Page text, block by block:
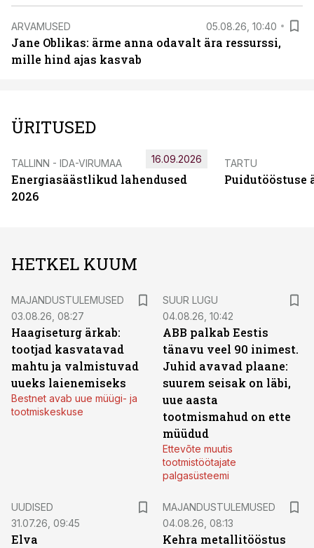
ARVAMUSED 05.08.26, 10:40
Jane Oblikas: ärme anna odavalt ära ressurssi,
mille hind ajas kasvab
ÜRITUSED
TALLINN - IDA-VIRUMAA
Energiasäästlikud lahendused
2026
16.09.2026 TARTU
Puidutööstuse
HETKEL KUUM
MAJANDUSTULEMUSED
03.08.26, 08:27
Haagiseturg ärkab:
tootjad kasvatavad
mahtu ja valmistuvad
uueks laienemiseks
Bestnet avab uue müügi- ja
tootmiskeskuse
SUUR LUGU
04.08.26, 10:42
ABB palkab Eestis
tänavu veel 90 inimest.
Juhid avavad plaane:
suurem seisak on läbi,
uue aasta
tootmismahud on ette
müüdud
Ettevõte muutis
tootmistöötajate
palgasüsteemi
UUDISED
31.07.26, 09:45
Elva
MAJANDUSTULEMUSED
04.08.26, 08:13
Kehra metallitööstus